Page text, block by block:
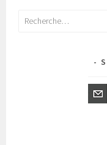
Rechercher :